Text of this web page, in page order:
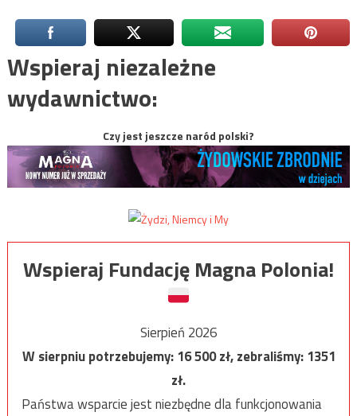
Wspieraj niezależne
wydawnictwo:
Czy jest jeszcze naród polski?
Wspieraj Fundację Magna Polonia!
Sierpień 2026
W sierpniu potrzebujemy:16 500zł, zebraliśmy:1351
zł.
Państwa wsparcie jest niezbędne dla funkcjonowania